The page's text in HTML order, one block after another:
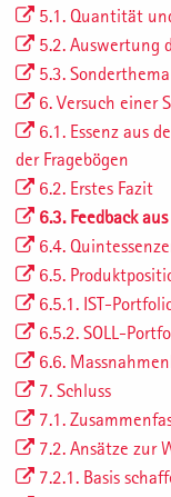
5.1. Quantität
5.2. Auswertung
5.3.
6. Versuch einer
6.1. Essenz aus
der Fragebögen
6.2. Erstes Fazit
6.3. Feedback
6.4.
6.5.
6.5.1. IST-
6.5.2. SOLL-
6.6.
7. Schluss
7.1.
7.2. Ansätze zur
7.2.1. Basis